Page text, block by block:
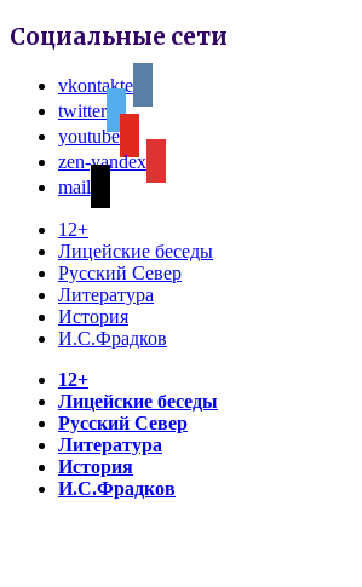
Социальные сети
vkontakte
twitter
youtube
zen-yandex
mail
12+
Лицейские беседы
Русский Север
Литература
История
И.С.Фрадков
12+
Лицейские беседы
Русский Север
Литература
История
И.С.Фрадков